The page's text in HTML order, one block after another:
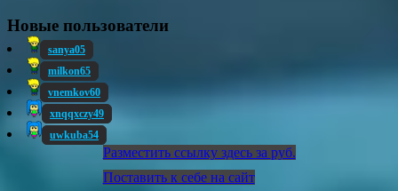
Новые пользователи
sanya05
milkon65
vnemkov60
xnqqxczy49
uwkuba54
Разместить ссылку здесь за руб.
Поставить к себе на сайт